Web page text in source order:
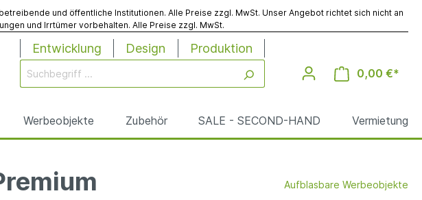
und öffentliche Institutionen. Alle Preise zzgl. MwSt. Unser Angebot richtet sich nicht an
und Irrtümer vorbehalten. Alle Preise zzgl. MwSt.
Entwicklung Design Produktion
0,00 €*
Werbeobjekte Zubehör SALE - SECOND-HAND Vermietung
Aufblasbare Werbeobjekte